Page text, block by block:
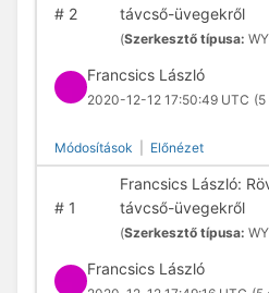
#2
távcső-üvegekről
(Szerkesztő típusa:
Francsics László
2020-12-12 17:50:49 UTC (5
Módosítások Előnézet
#1
Francsics László:
távcső-üvegekről
(Szerkesztő típusa:
Francsics László